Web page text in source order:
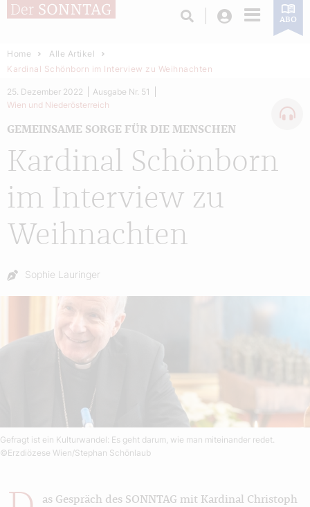
Login ABO
Home
Alle Artikel
Kardinal Schönborn im Interview zu Weihnachten
Kardinal Schönborn
im Interview zu
Weihnachten
GEMEINSAME SORGE FÜR DIE MENSCHEN
25. Dezember 2022
Ausgabe Nr. 51
Wien und Niederösterreich
Autor:
Sophie Lauringer
Gefragt ist ein Kulturwandel: Es geht darum, wie man miteinander redet.
©Erzdiözese Wien/Stephan Schönlaub
as Gespräch des SONNTAG mit Kardinal Christoph